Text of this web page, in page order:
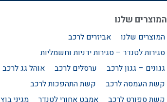
המוצרים שלנו
המוצרים שלנו
אביזרים לרכב
סגירות לטנדר – סגירות ידניות וחשמליות
גגונים – גגון לרכב
ערסלים לרכב
אוהל גג לרכב
קשת העמסה לרכב
קשת התהפכות לרכב
קשת ספורט לרכב
אמבט אחורי לטנדר
מגיני בוץ